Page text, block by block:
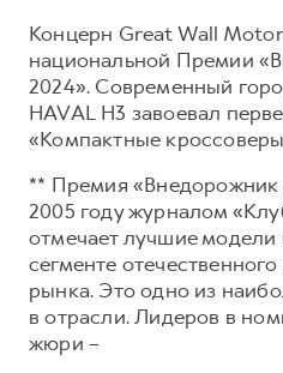
КОРПОРАТИВНЫМ
Для малого бизнеса
Крупным корпоративным
Система управления
Сервис для
HAVAL Лизинг
GWM Безопасность
Гарантия HAVAL
Мобильное приложение
Руководства по
Подписки
АКСЕССУАРЫ
Автомобильные
Концерн Great Wall
национальной Премии
2024». Современный
HAVAL H3 завоевал
«Компактные
** Премия «Внедорожник
2005 году журналом
отмечает лучшие
сегменте
рынка. Это одно из
в отрасли. Лидеров в
жюри –